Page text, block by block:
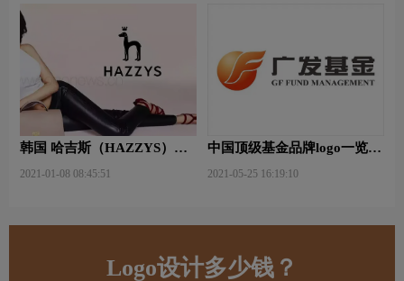
韩国 哈吉斯（HAZZYS）品
2021-01-08 08:45:51
中国顶级基金品牌logo一览：
2021-05-25 16:19:10
Logo设计多少钱？